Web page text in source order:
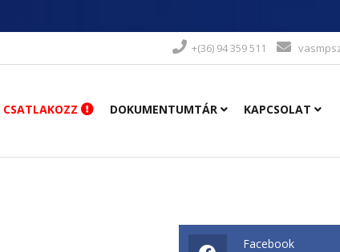
+(36) 94 359 511
CSATLAKOZZ DOKUMENTUMTÁR KAPCSOLAT
Facebook